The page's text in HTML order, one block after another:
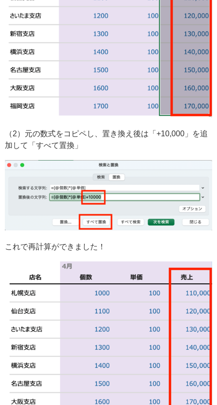
（2）元の数式をコピペし、置き換え後は「+10,000」を追
加して「すべて置換」
これで再計算ができました！